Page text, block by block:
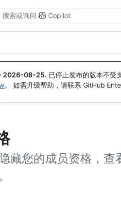
搜索或询问 Copilot
2026-08-25. 已停止发布的版本不受
。 如需升级帮助，请联系 GitHub
藏您的成员资格，查